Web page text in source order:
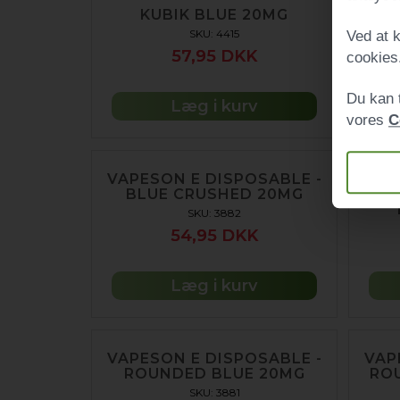
KUBIK BLUE 20MG
SKU: 4415
57,95 DKK
Læg i kurv
VAPESON E DISPOSABLE -
BLUE CRUSHED 20MG
SKU: 3882
54,95 DKK
Læg i kurv
VAPESON E DISPOSABLE -
ROUNDED BLUE 20MG
SKU: 3881
Ved at
Du
vores